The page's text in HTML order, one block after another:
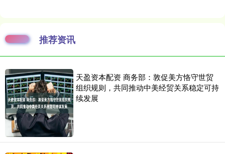
推荐资讯
天盈资本配资 商务部：敦促美方恪守世贸
组织规则，共同推动中美经贸关系稳定可持
续发展